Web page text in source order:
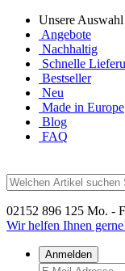
Unsere Auswahl
Angebote
Nachhaltig
Schnelle
Bestseller
Neu
Made in Europe
Blog
FAQ
02152 896 125 Mo. -
Wir helfen Ihnen
Anmelden